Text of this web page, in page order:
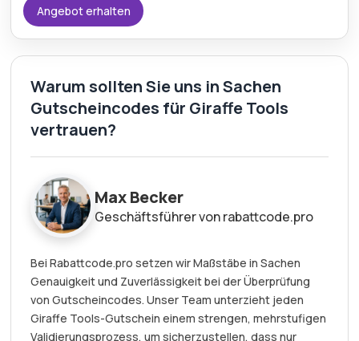
Angebot erhalten
Warum sollten Sie uns in Sachen
Gutscheincodes für Giraffe Tools
vertrauen?
Max Becker
Geschäftsführer von rabattcode.pro
Bei Rabattcode.pro setzen wir Maßstäbe in Sachen
Genauigkeit und Zuverlässigkeit bei der Überprüfung
von Gutscheincodes. Unser Team unterzieht jeden
Giraffe Tools-Gutschein einem strengen, mehrstufigen
Validierungsprozess, um sicherzustellen, dass nur